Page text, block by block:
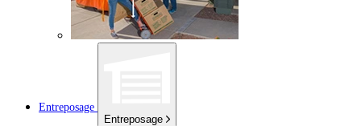
Entreposage
Entreposage